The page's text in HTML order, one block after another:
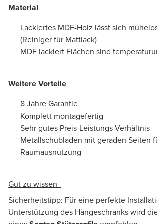
Material
Lackiertes MDF-Holz lässt sich
(Reiniger für Mattlack)
MDF lackiert Flächen sind
Weitere Vorteile
8 Jahre Garantie
Komplett montagefertig
Sehr gutes Preis-Leistungs-Verhältnis
Metallschubladen mit geraden Seiten
Raumausnutzung
Gut zu wissen
Sicherheitstipp: Für eine perfekte
Unterstützung des Hängeschranks wird